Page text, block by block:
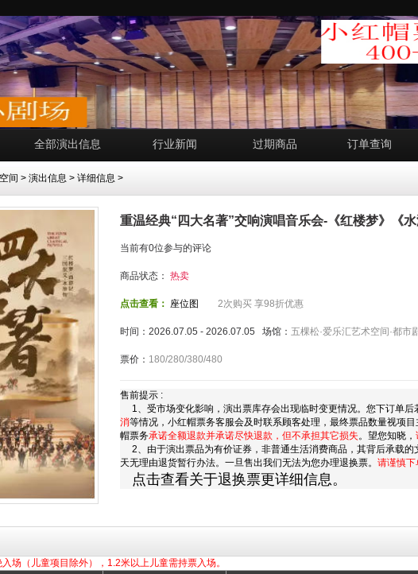
全部演出信息 行业新闻 过期商品 订单查询
间 > 演出信息 > 详细信息 >
重温经典“四大名著”交响演唱音乐会-《红楼梦》《
当前有0位参与的评论
商品状态： 热卖
点击查看： 座位图 2次购买 享98折优惠
时间：2026.07.05 - 2026.07.05 场馆： 五棵松·爱乐汇艺术空间·都市
票价： 180/280/380/480
售前提示 :
1、受市场变化影响，演出票库存会出现临时变更情况。您下订单后
消等情况，小红帽票务客服会及时联系顾客处理，最终票品数量视项
帽票务承诺全额退款并承诺尽快退款，但不承担其它损失。望您知晓，
2、由于演出票品为有价证券，非普通生活消费商品，其背后承载的
天无理由退货暂行办法。一旦售出我们无法为您办理退换票。 请谨慎下
点击查看关于退换票更详细信息。
场（儿童项目除外），1.2米以上儿童需持票入场。